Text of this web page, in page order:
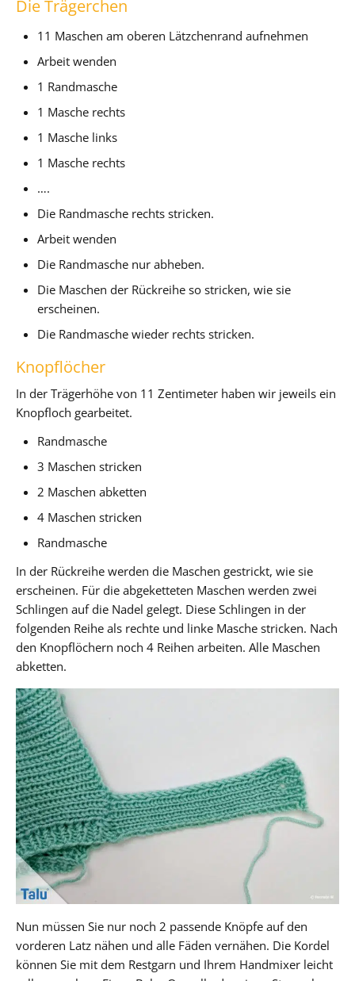
Die Trägerchen
11 Maschen am oberen Lätzchenrand aufnehmen
Arbeit wenden
1 Randmasche
1 Masche rechts
1 Masche links
1 Masche rechts
….
Die Randmasche rechts stricken.
Arbeit wenden
Die Randmasche nur abheben.
Die Maschen der Rückreihe so stricken, wie sie
erscheinen.
Die Randmasche wieder rechts stricken.
Knopflöcher
In der Trägerhöhe von 11 Zentimeter haben wir jeweils ein
Knopfloch gearbeitet.
Randmasche
3 Maschen stricken
2 Maschen abketten
4 Maschen stricken
Randmasche
In der Rückreihe werden die Maschen gestrickt, wie sie
erscheinen. Für die abgeketteten Maschen werden zwei
Schlingen auf die Nadel gelegt. Diese Schlingen in der
folgenden Reihe als rechte und linke Masche stricken. Nach
den Knopflöchern noch 4 Reihen arbeiten. Alle Maschen
abketten.
Nun müssen Sie nur noch 2 passende Knöpfe auf den
vorderen Latz nähen und alle Fäden vernähen. Die Kordel
können Sie mit dem Restgarn und Ihrem Handmixer leicht